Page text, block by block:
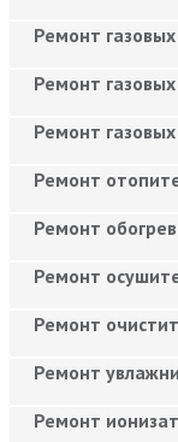
Ремонт
Ремонт
Ремонт
Ремонт
Ремонт
Ремонт
Ремонт
Ремонт
Ремонт